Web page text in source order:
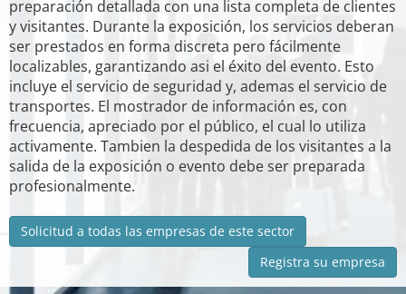
preparación detallada con una lista completa de clientes
y visitantes. Durante la exposición, los servicios deberan
ser prestados en forma discreta pero fácilmente
localizables, garantizando asi el éxito del evento. Esto
incluye el servicio de seguridad y, ademas el servicio de
transportes. El mostrador de información es, con
frecuencia, apreciado por el público, el cual lo utiliza
activamente. Tambien la despedida de los visitantes a la
salida de la exposición o evento debe ser preparada
profesionalmente.
Solicitud a todas las empresas de este sector
Registra su empresa